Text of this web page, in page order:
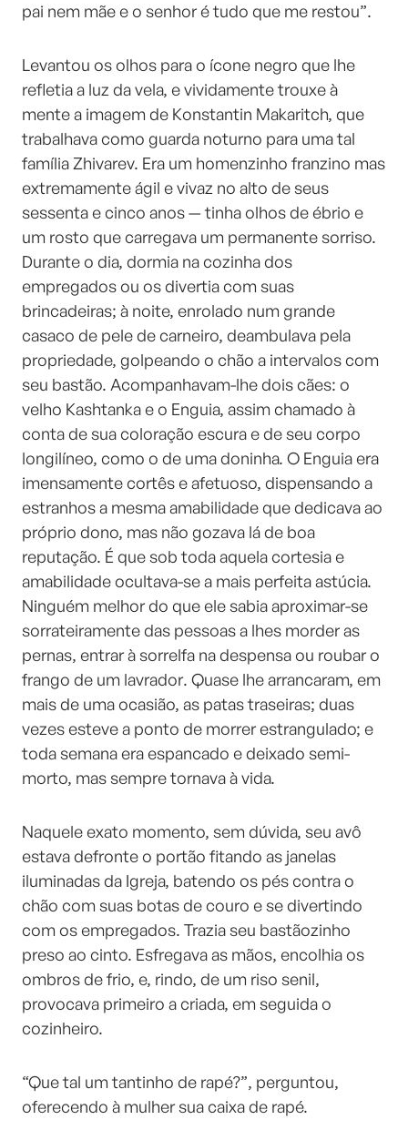
pai nem mãe e o senhor é tudo que me restou”.
Levantou os olhos para o ícone negro que lhe
refletia a luz da vela, e vividamente trouxe à
mente a imagem de Konstantin Makaritch, que
trabalhava como guarda noturno para uma tal
família Zhivarev. Era um homenzinho franzino mas
extremamente ágil e vivaz no alto de seus
sessenta e cinco anos — tinha olhos de ébrio e
um rosto que carregava um permanente sorriso.
Durante o dia, dormia na cozinha dos
empregados ou os divertia com suas
brincadeiras; à noite, enrolado num grande
casaco de pele de carneiro, deambulava pela
propriedade, golpeando o chão a intervalos com
seu bastão. Acompanhavam-lhe dois cães: o
velho Kashtanka e o Enguia, assim chamado à
conta de sua coloração escura e de seu corpo
longilíneo, como o de uma doninha. O Enguia era
imensamente cortês e afetuoso, dispensando a
estranhos a mesma amabilidade que dedicava ao
próprio dono, mas não gozava lá de boa
reputação. É que sob toda aquela cortesia e
amabilidade ocultava-se a mais perfeita astúcia.
Ninguém melhor do que ele sabia aproximar-se
sorrateiramente das pessoas a lhes morder as
pernas, entrar à sorrelfa na despensa ou roubar o
frango de um lavrador. Quase lhe arrancaram, em
mais de uma ocasião, as patas traseiras; duas
vezes esteve a ponto de morrer estrangulado; e
toda semana era espancado e deixado semi-
morto, mas sempre tornava à vida.
Naquele exato momento, sem dúvida, seu avô
estava defronte o portão fitando as janelas
iluminadas da Igreja, batendo os pés contra o
chão com suas botas de couro e se divertindo
com os empregados. Trazia seu bastãozinho
preso ao cinto. Esfregava as mãos, encolhia os
ombros de frio, e, rindo, de um riso senil,
provocava primeiro a criada, em seguida o
cozinheiro.
“Que tal um tantinho de rapé?”, perguntou,
oferecendo à mulher sua caixa de rapé.